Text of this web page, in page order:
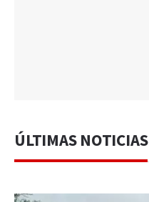
ÚLTIMAS NOTICIAS